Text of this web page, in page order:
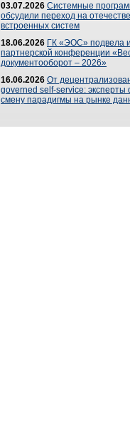
03.07.2026 Системные
обсудили переход на
встроенных систем
18.06.2026 ГК «ЭОС» подвела
партнерской конференции
документооборот – 2026»
16.06.2026 От
governed self-service: эксперты
смену парадигмы на рынке